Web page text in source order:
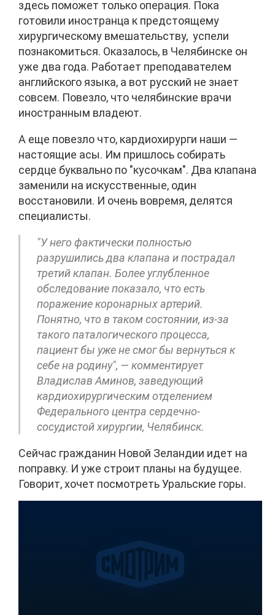
здесь поможет только операция. Пока
готовили иностранца к предстоящему
хирургическому вмешательству, успели
познакомиться. Оказалось, в Челябинске он
уже два года. Работает преподавателем
английского языка, а вот русский не знает
совсем. Повезло, что челябинские врачи
иностранным владеют.
А еще повезло что, кардиохирурги наши —
настоящие асы. Им пришлось собирать
сердце буквально по "кусочкам". Два клапана
заменили на искусственные, один
восстановили. И очень вовремя, делятся
специалисты.
"У него фактически полностью
разрушились два клапана и пострадал
третий клапан. Более углубленное
обследование показало, что есть
поражение коронарных артерий.
Понятно, что в таком состоянии, из-за
такого паталогического процесса,
пациент бы уже не смог бы вернуться к
себе на родину", — комментирует
Владислав Аминов, заведующий
кардиохирургическим отделением
Федерального центра сердечно-
сосудистой хирургии, Челябинск.
Сейчас гражданин Новой Зеландии идет на
поправку. И уже строит планы на будущее.
Говорит, хочет посмотреть Уральские горы.